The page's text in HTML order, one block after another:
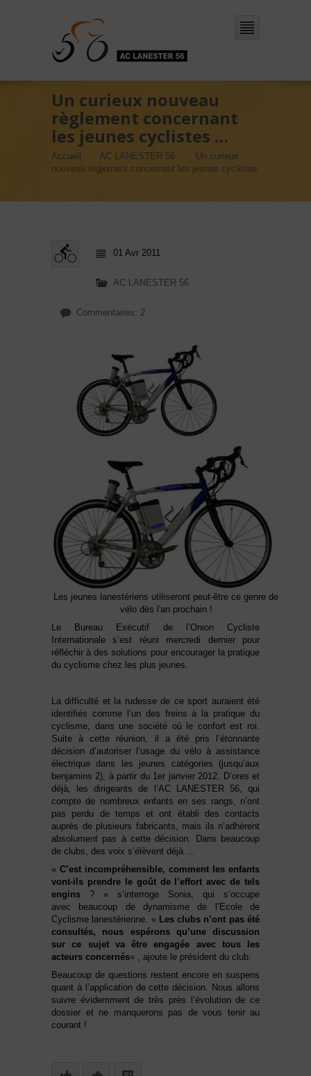
Un curieux nouveau
règlement concernant
les jeunes cyclistes …
Accueil AC LANESTER 56
Un curieux
nouveau règlement concernant les jeunes cyclistes
…
01 Avr 2011
AC LANESTER 56
Commentaires: 2
Les jeunes lanestériens utiliseront peut-être ce genre de
vélo dès l'an prochain !
Le Bureau Exécutif de l’Onion Cycliste
Internationale s’est réuni mercredi dernier pour
réfléchir à des solutions pour encourager la pratique
du cyclisme chez les plus jeunes.
La difficulté et la rudesse de ce sport auraient été
identifiés comme l’un des freins à la pratique du
cyclisme, dans une société où le confort est roi.
Suite à cette réunion, il a été pris l’étonnante
décision d’autoriser l’usage du vélo à assistance
électrique dans les jeunes catégories (jusqu’aux
benjamins 2), à partir du 1er janvier 2012. D’ores et
déjà, les dirigeants de l’AC LANESTER 56, qui
compte de nombreux enfants en ses rangs, n’ont
pas perdu de temps et ont établi des contacts
auprès de plusieurs fabricants, mais ils n’adhèrent
absolument pas à cette décision. Dans beaucoup
de clubs, des voix s’élèvent déjà …
« C’est incompréhensible, comment les enfants
vont-ils prendre le goût de l’effort avec de tels
engins ? » s’interroge Sonia, qui s’occupe
avec beaucoup de dynamisme de l’Ecole de
Cyclisme lanestérienne. « Les clubs n’ont pas été
consultés, nous espérons qu’une discussion
sur ce sujet va être engagée avec tous les
acteurs concernés« , ajoute le président du club.
Beaucoup de questions restent encore en suspens
quant à l’application de cette décision. Nous allons
suivre évidemment de très près l’évolution de ce
dossier et ne manquerons pas de vous tenir au
courant !